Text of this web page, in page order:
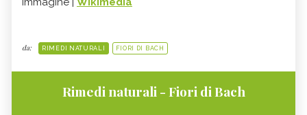
da: RIMEDI NATURALI FIORI DI BACH
Rimedi naturali - Fiori di Bach